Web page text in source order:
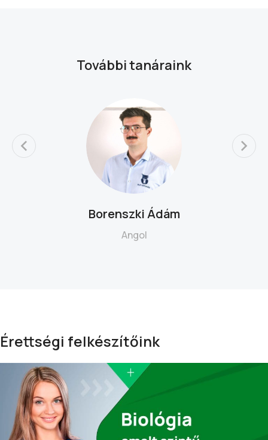
További tanáraink
Borenszki Ádám
Angol
Érettségi felkészítőink